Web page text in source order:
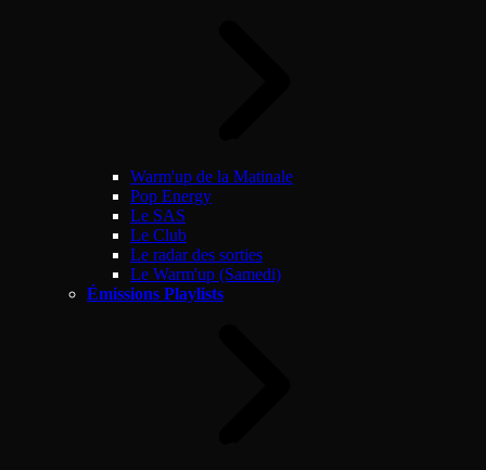
Warm'up de la Matinale
Pop Energy
Le SAS
Le Club
Le radar des sorties
Le Warm'up (Samedi)
Émissions Playlists